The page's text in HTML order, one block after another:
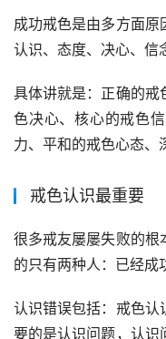
成功戒色是由多方面原
认识、态度、决心、信
具体讲就是：正确的戒
色决心、核心的戒色
力、平和的戒色心态、
戒色认识最重要
很多戒友屡屡失败的根
的只有两种人：已经成
认识错误包括：戒色认
要的是认识问题，认识